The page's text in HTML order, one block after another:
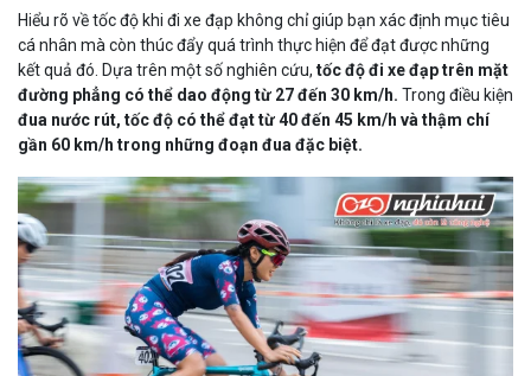
Hiểu rõ về tốc độ khi đi xe đạp không chỉ giúp bạn xác định mục tiêu
cá nhân mà còn thúc đẩy quá trình thực hiện để đạt được những
kết quả đó. Dựa trên một số nghiên cứu, tốc độ đi xe đạp trên mặt
đường phẳng có thể dao động từ 27 đến 30 km/h. Trong điều kiện
đua nước rút, tốc độ có thể đạt từ 40 đến 45 km/h và thậm chí
gần 60 km/h trong những đoạn đua đặc biệt.